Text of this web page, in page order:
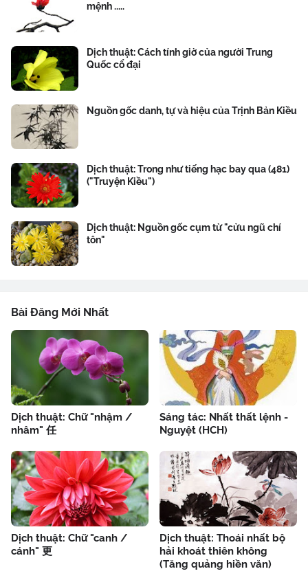
mệnh .....
Dịch thuật: Cách tính giờ của người Trung
Quốc cổ đại
Nguồn gốc danh, tự và hiệu của Trịnh Bản Kiều
Dịch thuật: Trong như tiếng hạc bay qua (481)
("Truyện Kiều")
Dịch thuật: Nguồn gốc cụm từ "cửu ngũ chí
tôn"
Bài Đăng Mới Nhất
Dịch thuật: Chữ "nhậm /
nhâm" 任
Sáng tác: Nhất thất lệnh -
Nguyệt (HCH)
Dịch thuật: Chữ "canh /
cánh" 更
Dịch thuật: Thoái nhất bộ
hải khoát thiên không
(Tăng quảng hiền văn)